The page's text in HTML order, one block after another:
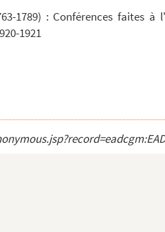
1789) : Conférences faites à
1921